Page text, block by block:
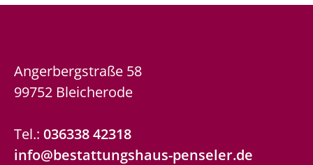
Angerbergstraße 58
99752 Bleicherode
Tel.: 036338 42318
info@bestattungshaus-penseler.de